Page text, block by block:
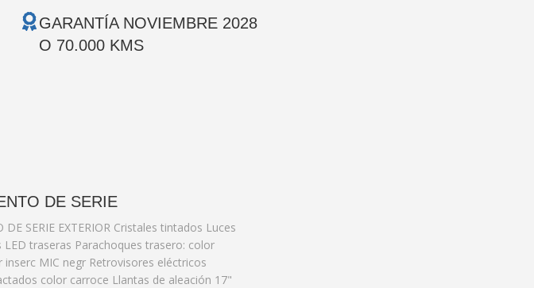
GARANTÍA NOVIEMBRE 2028
O 70.000 KMS
DE SERIE
DE SERIE EXTERIOR Cristales tintados Luces
LED traseras Parachoques trasero: color
MIC negr Retrovisores eléctricos
color carroce Llantas de aleación 17"